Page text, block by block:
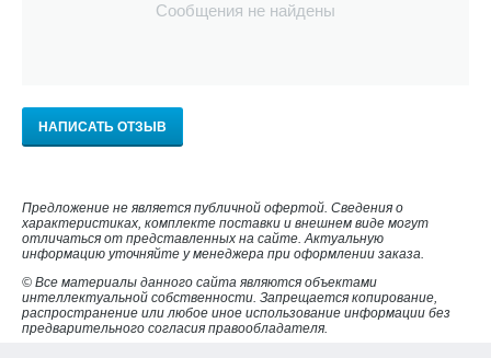
Сообщения не найдены
НАПИСАТЬ ОТЗЫВ
Предложение не является публичной офертой. Сведения о
характеристиках, комплекте поставки и внешнем виде могут
отличаться от представленных на сайте. Актуальную
информацию уточняйте у менеджера при оформлении заказа.
© Все материалы данного сайта являются объектами
интеллектуальной собственности. Запрещается копирование,
распространение или любое иное использование информации без
предварительного согласия правообладателя.